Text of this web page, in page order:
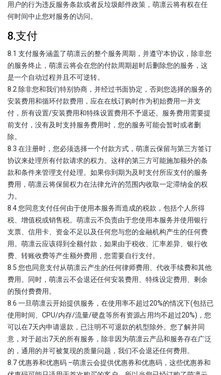
用户的行为违反服务条款或者反垃圾邮件政策，萌凛云将有权在任
何时间中止您对服务的访问。
8.支付
8.1 支付服务涵盖了萌凛云的整个服务周期，并遵守本协议，除非您
的服务终止，萌凛云将会在您的付款周期超时后删除您的服务，这
是一个自动过程并且不可逆转。
8.2 除非您和我们特别协商，并经过书面协定，否则您选择的服务的
安装费用和循环付款费用，应在在线订购时作为初始费用一并支
付，所有设置/安装费用和特殊设置费用不予退还。服务费用需要提
前支付，没有及时支持服务费用时，您的服务可能会暂时或者删
除。
8.3 在注册时，您必须选择一个付款方式，萌凛云保留与第三方签订
协议来处理所有付款请求的权力。这样的第三方可能施加额外的条
款和条件来管理支付处理。如果你到期为及时支付所应支付的服务
费用，萌凛云将保留权力在法律允许的范围内收取一定滞纳金的权
力。
8.4 您同意支付任何由于使用本服务而造成的税款，包括个人所得
税、增值税或销售税。萌凛云不负责由于您使用本服务并使用银行
支票、信用卡、资金不足以及任何您与您的金融机构产生的任何费
用。萌凛云应该得到全额付款，如果由于税收、汇率差异、银行收
费、转账收费等产生额外费用，您需要自行支付。
8.5 您也同意支付从萌凛云产生的任何律师费用、代收手续费和其他
费用。同时，萌凛云不会退还任何安装费用、特殊设定费用、剩余
的预付费费用。
8.6 一旦萌凛云开始提供服务，在使用率不超过20%的情况下(包括已
使用时间、CPU/内存/流量/硬盘等所有资源占用均不超过20%)，您
可以在7天内申请退款，已注明不可退款的机型除外。您了解并同
意，对于超出7天的所有服务，除非因为萌凛云产品和服务存在广泛
的，通用的并可被复现的质量问题，我们不会退还任何费用。
8.7 优惠券和优惠码 –萌凛云会提供优惠券和优惠码，这些优惠券和